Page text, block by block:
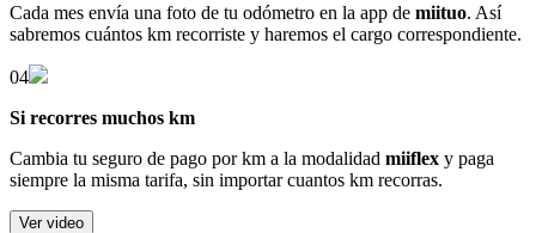
Cada mes envía una foto de tu odómetro en la app de miituo. Así
sabremos cuántos km recorriste y haremos el cargo correspondiente.
04
Si recorres muchos km
Cambia tu seguro de pago por km a la modalidad miiflex y paga
siempre la misma tarifa, sin importar cuantos km recorras.
Ver video